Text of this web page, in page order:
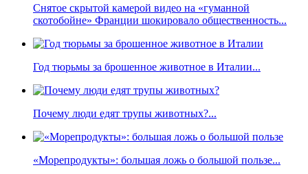
Снятое скрытой камерой видео на «гуманной
скотобойне» Франции шокировало общественность...
Год тюрьмы за брошенное животное в Италии...
Почему люди едят трупы животных?...
«Морепродукты»: большая ложь о большой пользе...